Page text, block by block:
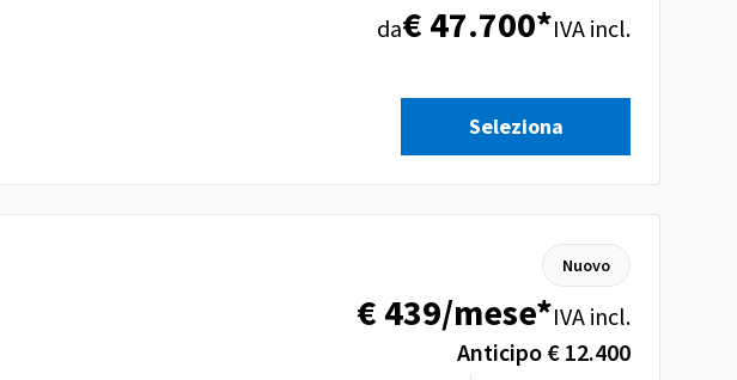
da€ 47.700*IVA incl.
Seleziona
Nuovo
€ 439/mese*IVA incl.
Anticipo € 12.400